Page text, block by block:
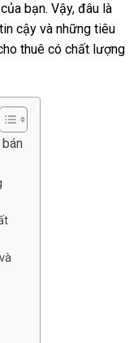
bạn. Vậy, đâu là
cậy và những tiêu
thuê có chất lượng